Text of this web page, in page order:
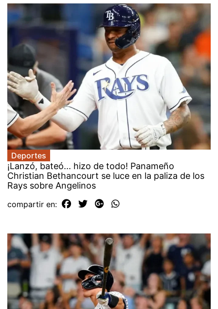
Deportes
¡Lanzó, bateó... hizo de todo! Panameño
Christian Bethancourt se luce en la paliza de los
Rays sobre Angelinos
compartir en: